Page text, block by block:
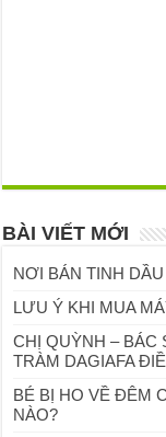
BÀI VIẾT MỚI
NƠI BÁN TINH
LƯU Ý KHI MUA
CHỊ QUỲNH – BÁC
TRÀM DAGIAFA
BÉ BỊ HO VỀ ĐÊM
NÀO?